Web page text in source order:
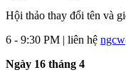
Hội thảo thay đổi tên và
6 - 9:30 PM | liên hệ
Ngày 16 tháng 4